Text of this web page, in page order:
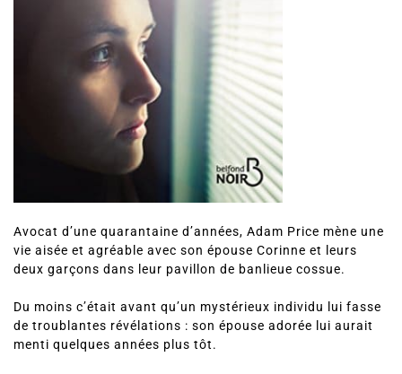
Avocat d’une quarantaine d’années, Adam Price mène une
vie aisée et agréable avec son épouse Corinne et leurs
deux garçons dans leur pavillon de banlieue cossue.
Du moins c’était avant qu’un mystérieux individu lui fasse
de troublantes révélations : son épouse adorée lui aurait
menti quelques années plus tôt.